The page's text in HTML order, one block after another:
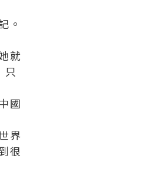
。
就
國
界
很